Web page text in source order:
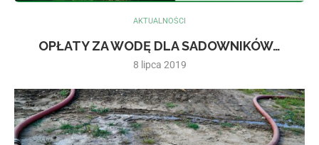
AKTUALNOŚCI
OPŁATY ZA WODĘ DLA SADOWNIKÓW…
8 lipca 2019